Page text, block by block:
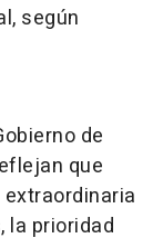
según
de
que
la prioridad